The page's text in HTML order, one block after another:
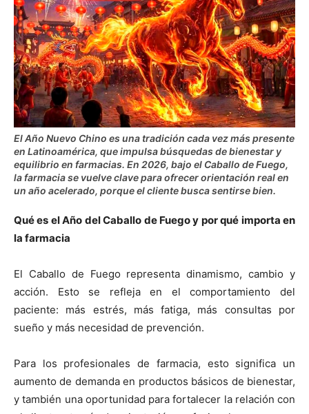
El Año Nuevo Chino es una tradición cada vez más presente
en Latinoamérica, que impulsa búsquedas de bienestar y
equilibrio en farmacias. En 2026, bajo el Caballo de Fuego,
la farmacia se vuelve clave para ofrecer orientación real en
un año acelerado, porque el cliente busca sentirse bien.
Qué es el Año del Caballo de Fuego y por qué importa en
la farmacia
El Caballo de Fuego representa dinamismo, cambio y
acción. Esto se refleja en el comportamiento del
paciente: más estrés, más fatiga, más consultas por
sueño y más necesidad de prevención.
Para los profesionales de farmacia, esto significa un
aumento de demanda en productos básicos de bienestar,
y también una oportunidad para fortalecer la relación con